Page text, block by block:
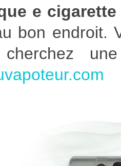
e cigarette
bon endroit.
cherchez